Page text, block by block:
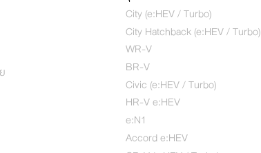
City (e:HEV / Turbo)
City Hatchback (e:HEV / Turbo)
WR-V
BR-V
Civic (e:HEV / Turbo)
HR-V e:HEV
e:N1
Accord e:HEV